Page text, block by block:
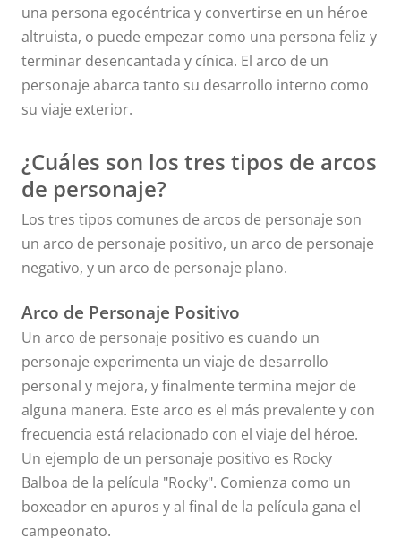
una persona egocéntrica y convertirse en un héroe
altruista, o puede empezar como una persona feliz y
terminar desencantada y cínica. El arco de un
personaje abarca tanto su desarrollo interno como
su viaje exterior.
¿Cuáles son los tres tipos de arcos
de personaje?
Los tres tipos comunes de arcos de personaje son
un arco de personaje positivo, un arco de personaje
negativo, y un arco de personaje plano.
Arco de Personaje Positivo
Un arco de personaje positivo es cuando un
personaje experimenta un viaje de desarrollo
personal y mejora, y finalmente termina mejor de
alguna manera. Este arco es el más prevalente y con
frecuencia está relacionado con el viaje del héroe.
Un ejemplo de un personaje positivo es Rocky
Balboa de la película "Rocky". Comienza como un
boxeador en apuros y al final de la película gana el
campeonato.